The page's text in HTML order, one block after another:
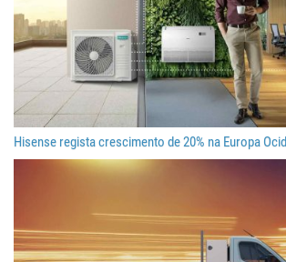
Hisense regista crescimento de 20% na Europa